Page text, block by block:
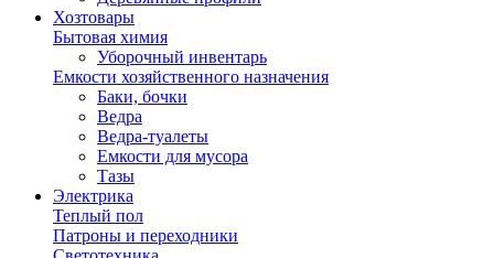
Хозтовары
Бытовая химия
Уборочный инвентарь
Емкости хозяйственного назначения
Баки, бочки
Ведра
Ведра-туалеты
Емкости для мусора
Тазы
Электрика
Теплый пол
Патроны и переходники